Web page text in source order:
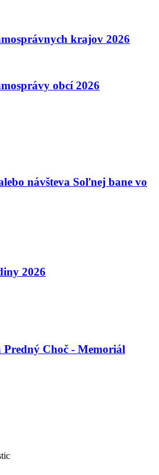
krajov 2026
obcí 2026
návšteva Soľnej bane vo
2026
Choč - Memoriál